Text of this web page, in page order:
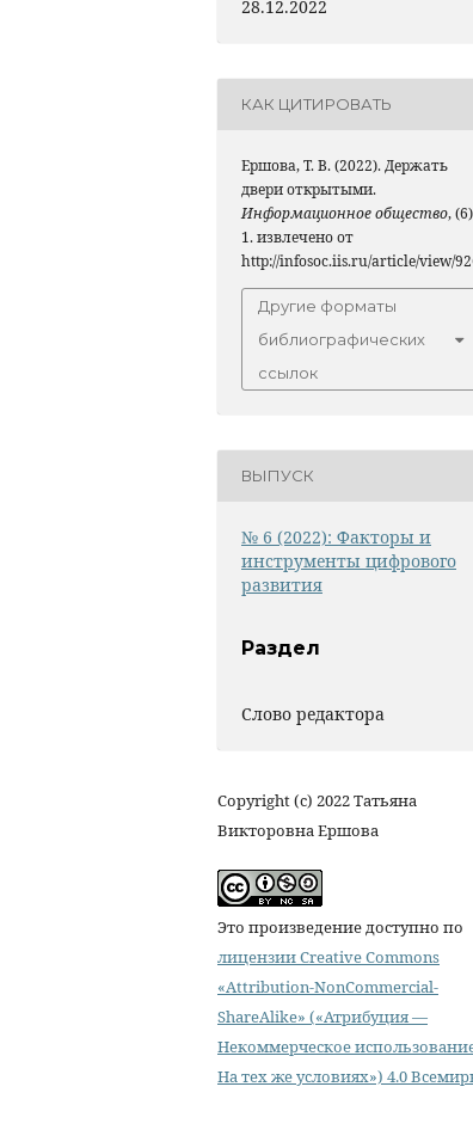
28.12.2022
КАК ЦИТИРОВАТЬ
Ершова, Т. В. (2022). Держать
двери открытыми.
Информационное общество,
1. извлечено от
http://infosoc.iis.ru/article/view/
Другие форматы
библиографических
ссылок
ВЫПУСК
№ 6 (2022): Факторы и
инструменты цифрового
развития
Раздел
Слово редактора
Copyright (c) 2022 Татьяна
Викторовна Ершова
Это произведение доступно по
лицензии Creative Commons
«Attribution-NonCommercial-
ShareAlike» («Атрибуция —
Некоммерческое
На тех же условиях») 4.0